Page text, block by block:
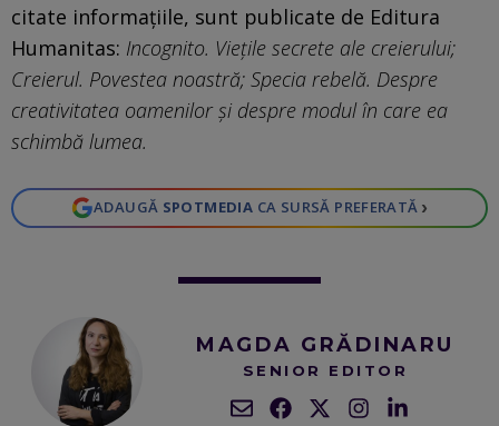
citate informațiile, sunt publicate de Editura
Humanitas: Incognito. Viețile secrete ale creierului;
Creierul. Povestea noastră; Specia rebelă. Despre
creativitatea oamenilor și despre modul în care ea
schimbă lumea.
ADAUGĂ SPOTMEDIA CA SURSĂ PREFERATĂ ›
MAGDA GRĂDINARU
SENIOR EDITOR